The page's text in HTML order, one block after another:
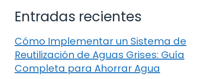
Entradas recientes
Cómo Implementar un Sistema de
Reutilización de Aguas Grises: Guía
Completa para Ahorrar Agua